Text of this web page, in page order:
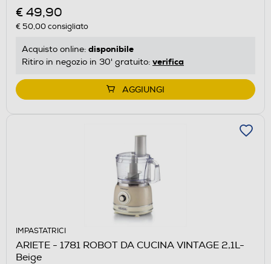
€ 49,90
€ 50,00consigliato
Acquisto online: disponibile
Ritiro in negozio in 30' gratuito: verifica
AGGIUNGI
IMPASTATRICI
ARIETE - 1781 ROBOT DA CUCINA VINTAGE 2,1L-
Beige